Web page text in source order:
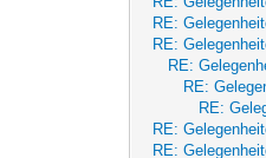
RE:
RE:
RE:
RE:
RE:
RE:
RE: